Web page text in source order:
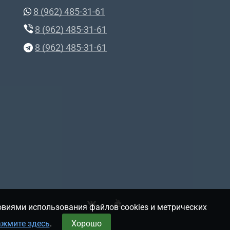
8 (962) 485-31-61
8 (962) 485-31-61
8 (962) 485-31-61
использования файлов cookies и метрических
здесь. Хорошо